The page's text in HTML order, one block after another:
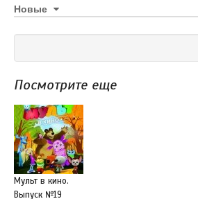
Новые
Посмотрите еще
Мульт в кино.
Выпуск №19